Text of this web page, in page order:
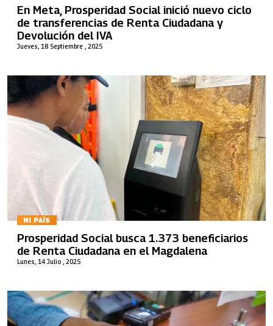
Jueves, 18 Septiembre , 2025
En Meta, Prosperidad Social inició nuevo ciclo
de transferencias de Renta Ciudadana y
Devolución del IVA
MI PAÍS
Lunes, 14 Julio , 2025
Prosperidad Social busca 1.373 beneficiarios
de Renta Ciudadana en el Magdalena